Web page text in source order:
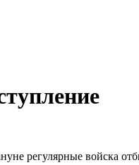
регулярные войска